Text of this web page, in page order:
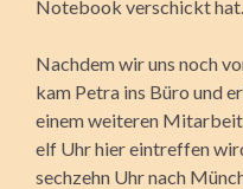
Notebook verschickt hat.
Nachdem wir uns noch
kam Petra ins Büro und
einem weiteren
elf Uhr hier eintreffen
sechzehn Uhr nach